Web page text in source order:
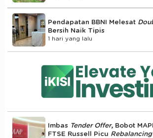
Pendapatan BBNI Melesat
Bersih Naik Tipis
1 hari yang lalu
Imbas Tender Offer, Bobot
FTSE Russell Picu Rebalancing